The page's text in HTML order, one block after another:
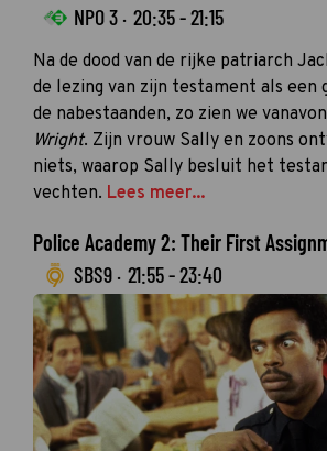
NPO 3 · 20:35 - 21:15
Na de dood van de rijke patriarch
de lezing van zijn testament als een
de nabestaanden, zo zien we
Wright. Zijn vrouw Sally en zoons
niets, waarop Sally besluit het
vechten. Lees meer...
Police Academy 2: Their First
SBS9 · 21:55 - 23:40